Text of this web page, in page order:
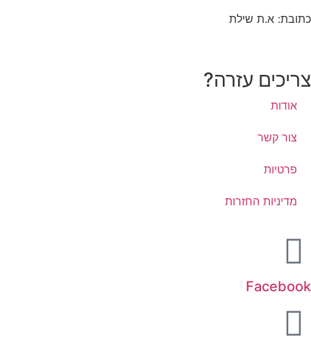
כתובת: א.ת שילת
צריכים עזרה?
אודות
צור קשר
פרטיות
מדיניות החזרות
Facebook